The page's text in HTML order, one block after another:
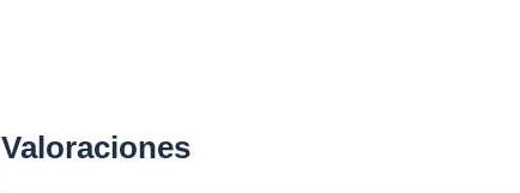
Valoraciones